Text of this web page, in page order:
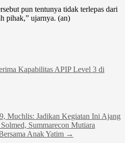
pun tentunya tidak terlepas dari
pihak,” ujarnya. (an)
Kapabilitas APIP Level 3 di
Muchlis: Jadikan Kegiatan Ini Ajang
Summarecon Mutiara
Anak Yatim →